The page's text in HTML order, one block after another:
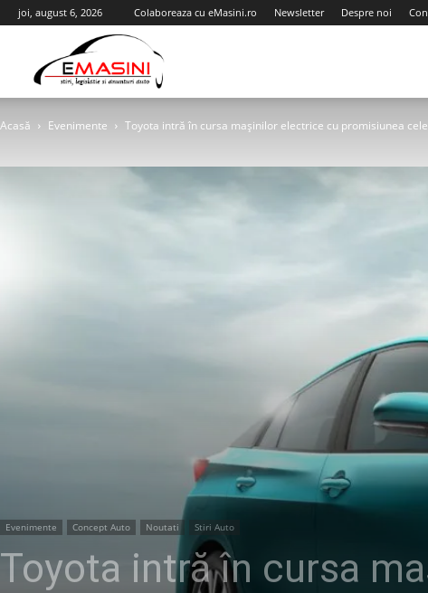
joi, august 6, 2026 Colaboreaza cu eMasini.ro Newsletter Despre noi
Acasă Evenimente Toyota intră în cursa mașinilor electrice cu promisiunea
Evenimente Concept Auto Noutati Stiri Auto
Toyota intră în cursa